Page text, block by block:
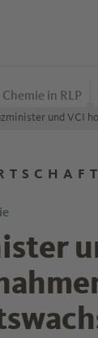
Chemie in RLP
und VCI